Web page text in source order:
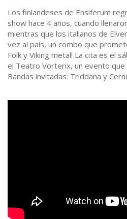
Los finlandeses de Ensiferum
show hace 4 años, cuando
mientras que los italianos de
vez al país, un combo que
Folk y Viking metal! La cita es el
el Teatro Vorterix, un evento
Bandas invitadas: Triddana y